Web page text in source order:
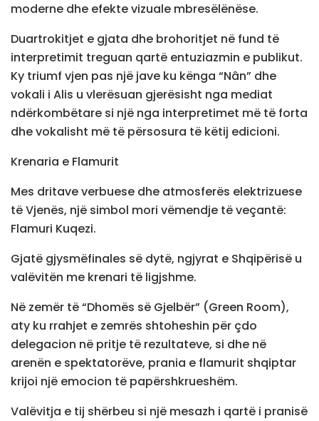
moderne dhe efekte vizuale mbresëlënëse.
Duartrokitjet e gjata dhe brohoritjet në fund të
interpretimit treguan qartë entuziazmin e publikut.
Ky triumf vjen pas një jave ku kënga “Nân” dhe
vokali i Alis u vlerësuan gjerësisht nga mediat
ndërkombëtare si një nga interpretimet më të forta
dhe vokalisht më të përsosura të këtij edicioni.
Krenaria e Flamurit
Mes dritave verbuese dhe atmosferës elektrizuese
të Vjenës, një simbol mori vëmendje të veçantë:
Flamuri Kuqezi.
Gjatë gjysmëfinales së dytë, ngjyrat e Shqipërisë u
valëvitën me krenari të ligjshme.
Në zemër të “Dhomës së Gjelbër” (Green Room),
aty ku rrahjet e zemrës shtoheshin për çdo
delegacion në pritje të rezultateve, si dhe në
arenën e spektatorëve, prania e flamurit shqiptar
krijoi një emocion të papërshkrueshëm.
Valëvitja e tij shërbeu si një mesazh i qartë i pranisë